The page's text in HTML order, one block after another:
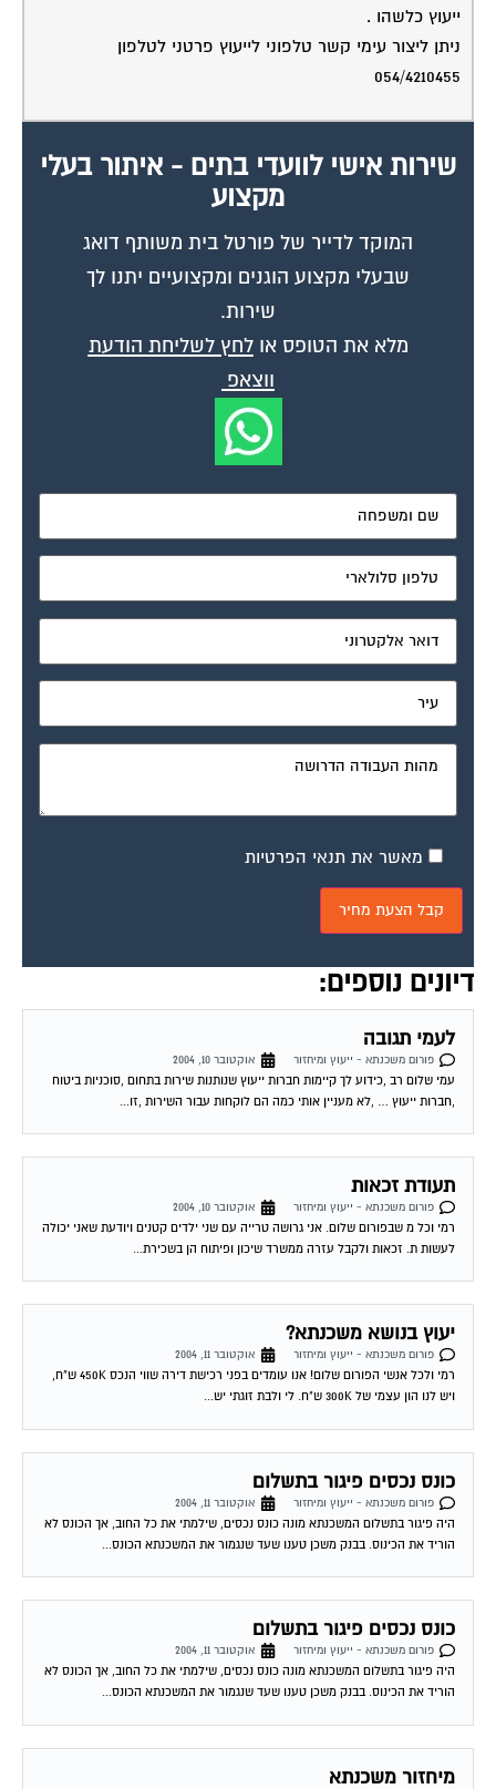
ייעוץ כלשהו .
ניתן ליצור עימי קשר טלפוני לייעוץ פרטני לטלפון
054/4210455
שירות אישי לוועדי בתים - איתור בעלי
מקצוע
המוקד לדייר של פורטל בית משותף דואג
שבעלי מקצוע הוגנים ומקצועיים יתנו לך
שירות.
מלא את הטופס אולחץ לשליחת הודעת
ווצאפ
מאשר את תנאי הפרטיות
דיונים נוספים:
לעמי תגובה
פורום משכנתא - ייעוץ ומיחזור
אוקטובר 10, 2004
עמי שלום רב ,כידוע לך קיימות חברות ייעוץ שנותנות שירות בתחום ,סוכניות ביטוח
,חברות ייעוץ … ,לא מעניין אותי כמה הם לוקחות עבור השירות ,זו...
תעודת זכאות
פורום משכנתא - ייעוץ ומיחזור
אוקטובר 10, 2004
רמי וכל מ שבפורום שלום. אני גרושה טרייה עם שני ילדים קטנים ויודעת שאני יכולה
לעשות ת. זכאות ולקבל עזרה ממשרד שיכון ופיתוח הן בשכירת...
יעוץ בנושא משכנתא?
פורום משכנתא - ייעוץ ומיחזור
אוקטובר 11, 2004
רמי ולכל אנשי הפורום שלום! אנו עומדים בפני רכישת דירה שווי הנכס 450K ש"ח,
ויש לנו הון עצמי של 300K ש"ח. לי ולבת זוגתי יש...
כונס נכסים פיגור בתשלום
פורום משכנתא - ייעוץ ומיחזור
אוקטובר 11, 2004
היה פיגור בתשלום המשכנתא מונה כונס נכסים, שילמתי את כל החוב, אך הכונס לא
הוריד את הכינוס. בבנק משכן טענו שעד שנגמור את המשכנתא הכונס...
כונס נכסים פיגור בתשלום
פורום משכנתא - ייעוץ ומיחזור
אוקטובר 11, 2004
היה פיגור בתשלום המשכנתא מונה כונס נכסים, שילמתי את כל החוב, אך הכונס לא
הוריד את הכינוס. בבנק משכן טענו שעד שנגמור את המשכנתא הכונס...
מיחזור משכנתא